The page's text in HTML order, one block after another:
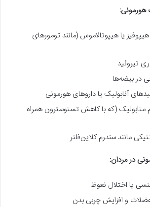
هورمونی:
یا هیپوتالاموس (مانند تومورهای
تیروئید
در بیضه‌ها
آنابولیک یا داروهای هورمونی
متابولیک (که با کاهش تستوسترون همراه
مانند سندرم کلاین‌فلتر
در مردان:
یا اختلال نعوظ
و افزایش چربی بدن